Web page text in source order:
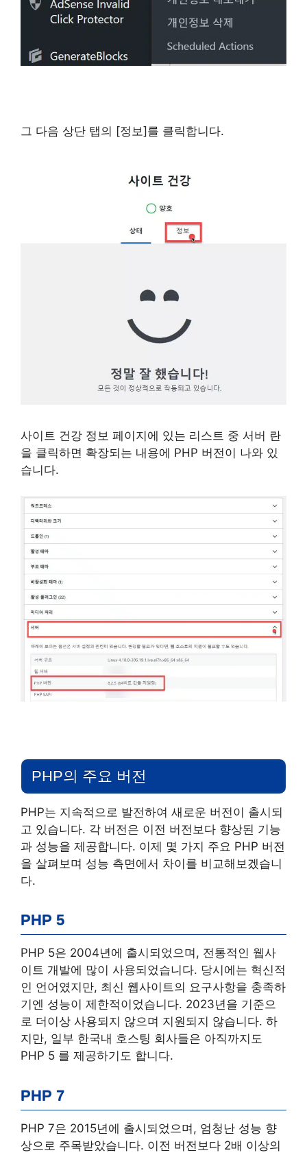
그 다음 상단 탭의 [정보]를 클릭합니다.
사이트 건강 정보 페이지에 있는 리스트 중 서버 란
을 클릭하면 확장되는 내용에 PHP 버전이 나와 있
습니다.
PHP의 주요 버전
PHP는 지속적으로 발전하여 새로운 버전이 출시되
고 있습니다. 각 버전은 이전 버전보다 향상된 기능
과 성능을 제공합니다. 이제 몇 가지 주요 PHP 버전
을 살펴보며 성능 측면에서 차이를 비교해보겠습니
다.
PHP 5
PHP 5은 2004년에 출시되었으며, 전통적인 웹사
이트 개발에 많이 사용되었습니다. 당시에는 혁신적
인 언어였지만, 최신 웹사이트의 요구사항을 충족하
기엔 성능이 제한적이었습니다. 2023년을 기준으
로 더이상 사용되지 않으며 지원되지 않습니다. 하
지만, 일부 한국내 호스팅 회사들은 아직까지도
PHP 5 를 제공하기도 합니다.
PHP 7
PHP 7은 2015년에 출시되었으며, 엄청난 성능 향
상으로 주목받았습니다. 이전 버전보다 2배 이상의